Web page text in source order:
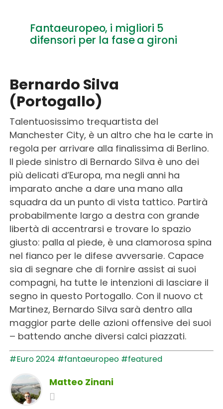
Fantaeuropeo, i migliori 5
difensori per la fase a gironi
Bernardo Silva
(Portogallo)
Talentuosissimo trequartista del
Manchester City, è un altro che ha le carte in
regola per arrivare alla finalissima di Berlino.
Il piede sinistro di Bernardo Silva è uno dei
più delicati d’Europa, ma negli anni ha
imparato anche a dare una mano alla
squadra da un punto di vista tattico. Partirà
probabilmente largo a destra con grande
libertà di accentrarsi e trovare lo spazio
giusto: palla al piede, è una clamorosa spina
nel fianco per le difese avversarie. Capace
sia di segnare che di fornire assist ai suoi
compagni, ha tutte le intenzioni di lasciare il
segno in questo Portogallo. Con il nuovo ct
Martinez, Bernardo Silva sarà dentro alla
maggior parte delle azioni offensive dei suoi
– battendo anche diversi calci piazzati.
#Euro 2024 #fantaeuropeo #featured
Matteo Zinani